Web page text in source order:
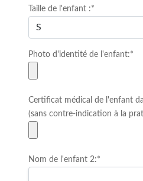
Taille de l'enfant :*
Photo d'identité de l'enfant:*
Certificat médical de l'enfant
(sans contre-indication à la
Nom de l'enfant 2:*